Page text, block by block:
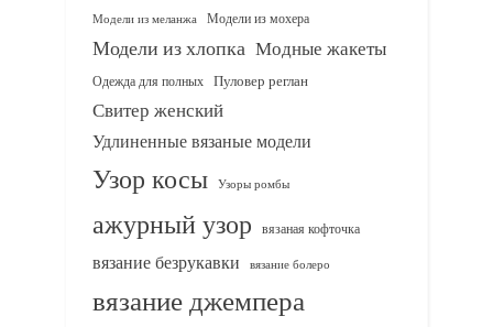
Модели из меланжа Модели из мохера
Модели из хлопка Модные жакеты
Одежда для полных Пуловер реглан
Свитер женский
Удлиненные вязаные модели
Узор косы Узоры ромбы
ажурный узор вязаная кофточка
вязание безрукавки вязание болеро
вязание джемпера